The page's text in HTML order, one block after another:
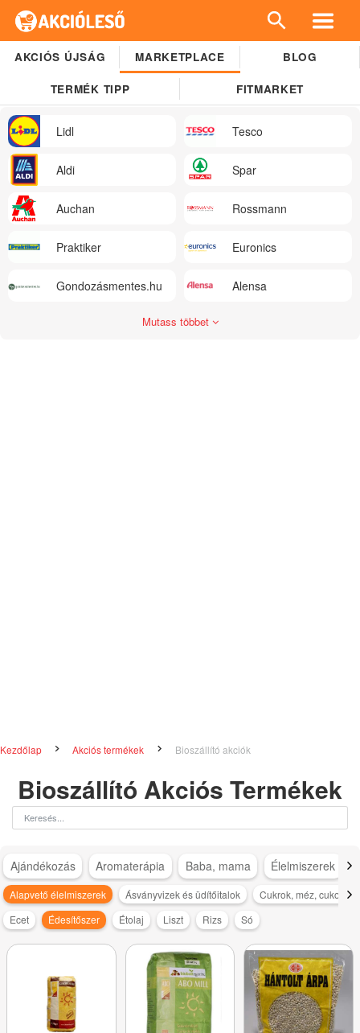
AKCIÓS ÚJSÁG MARKETPLACE BLOG
TERMÉK TIPP FITMARKET
Lidl Tesco
Aldi Spar
Auchan Rossmann
Praktiker Euronics
Gondozásmentes.hu Alensa
Mutass többet
Kezdőlap Akciós termékek Bioszállító akciók
Bioszállító Akciós Termékek
Ajándékozás Aromaterápia Baba, mama Élelmiszerek
Alapvető élelmiszerek Ásványvizek és üdítőitalok
Cukrok, méz,
Ecet
Édesítőszer Étolaj Liszt Rizs Só